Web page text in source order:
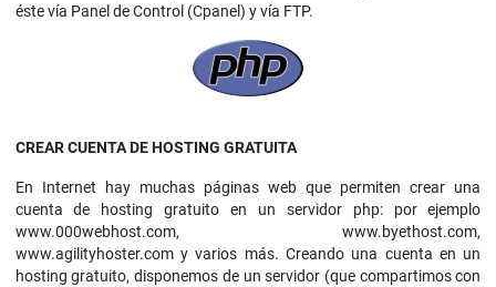
éste vía Panel de Control (Cpanel) y vía FTP.
CREAR CUENTA DE HOSTING GRATUITA
En Internet hay muchas páginas web que permiten crear una
cuenta de hosting gratuito en un servidor php: por ejemplo
www.000webhost.com, www.byethost.com,
www.agilityhoster.com y varios más. Creando una cuenta en un
hosting gratuito, disponemos de un servidor (que compartimos con